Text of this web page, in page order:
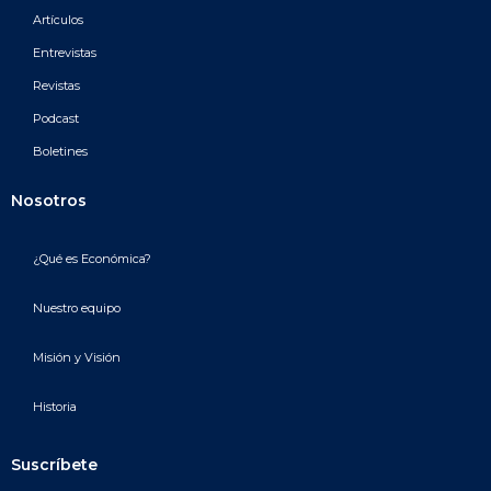
Artículos
Entrevistas
Revistas
Podcast
Boletines
Nosotros
¿Qué es Económica?
Nuestro equipo
Misión y Visión
Historia
Suscríbete